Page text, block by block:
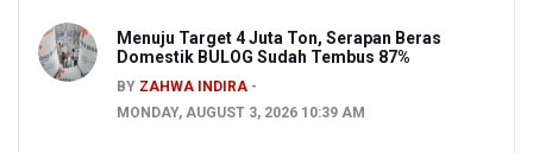
Menuju Target 4 Juta Ton, Serapan Beras
Domestik BULOG Sudah Tembus 87%
BY ZAHWA INDIRA
MONDAY, AUGUST 3, 2026 10:39 AM